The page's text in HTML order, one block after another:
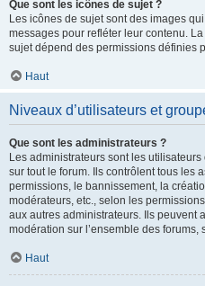
Que sont les icônes de sujet ?
Les icônes de sujet sont des images
messages pour refléter leur contenu.
sujet dépend des permissions définies
Haut
Niveaux d’utilisateurs et
Que sont les administrateurs ?
Les administrateurs sont les
sur tout le forum. Ils contrôlent tous les
permissions, le bannissement, la
modérateurs, etc., selon les
aux autres administrateurs. Ils peuvent
modération sur l’ensemble des
Haut